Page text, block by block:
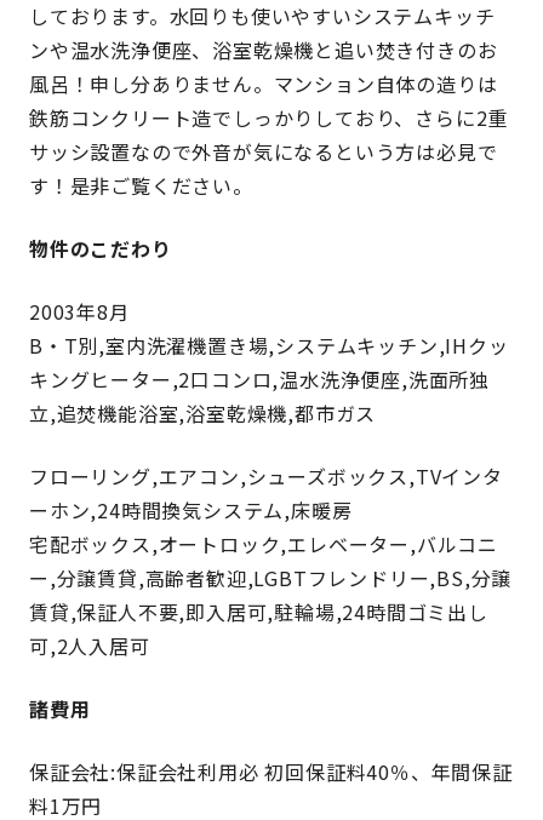
しております。水回りも使いやすいシステムキッチ
ンや温水洗浄便座、浴室乾燥機と追い焚き付きのお
風呂！申し分ありません。マンション自体の造りは
鉄筋コンクリート造でしっかりしており、さらに2重
サッシ設置なので外音が気になるという方は必見で
す！是非ご覧ください。
物件のこだわり
2003年8月
B・T別,室内洗濯機置き場,システムキッチン,IHクッ
キングヒーター,2口コンロ,温水洗浄便座,洗面所独
立,追焚機能浴室,浴室乾燥機,都市ガス
フローリング,エアコン,シューズボックス,TVインタ
ーホン,24時間換気システム,床暖房
宅配ボックス,オートロック,エレベーター,バルコニ
ー,分譲賃貸,高齢者歓迎,LGBTフレンドリー,BS,分譲
賃貸,保証人不要,即入居可,駐輪場,24時間ゴミ出し
可,2人入居可
諸費用
保証会社:保証会社利用必 初回保証料40％、年間保証
料1万円